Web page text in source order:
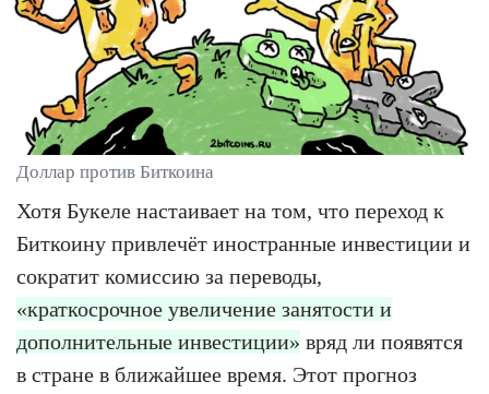
Доллар против Биткоина
Хотя Букеле настаивает на том, что переход к
Биткоину привлечёт иностранные инвестиции и
сократит комиссию за переводы,
«краткосрочное увеличение занятости и
дополнительные инвестиции» вряд ли появятся
в стране в ближайшее время. Этот прогноз